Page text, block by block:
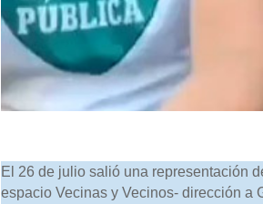
El 26 de julio salió una representación
espacio Vecinas y Vecinos- dirección a